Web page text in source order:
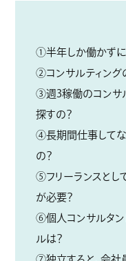
①半年しか働かずに
②コンサルティング
③週3稼働のコンサ
探すの？
④長期間仕事してな
の？
⑤フリーランスとし
が必要？
⑥個人コンサルタン
ルは？